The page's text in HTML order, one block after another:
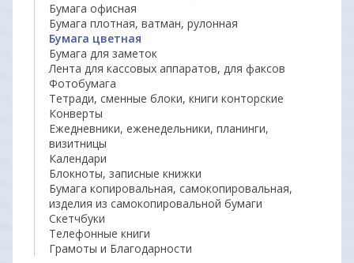
Бумага офисная
Бумага плотная, ватман, рулонная
Бумага цветная
Бумага для заметок
Лента для кассовых аппаратов, для факсов
Фотобумага
Тетради, сменные блоки, книги конторские
Конверты
Ежедневники, еженедельники, планинги,
визитницы
Календари
Блокноты, записные книжки
Бумага копировальная, самокопировальная,
изделия из самокопировальной бумаги
Скетчбуки
Телефонные книги
Грамоты и Благодарности